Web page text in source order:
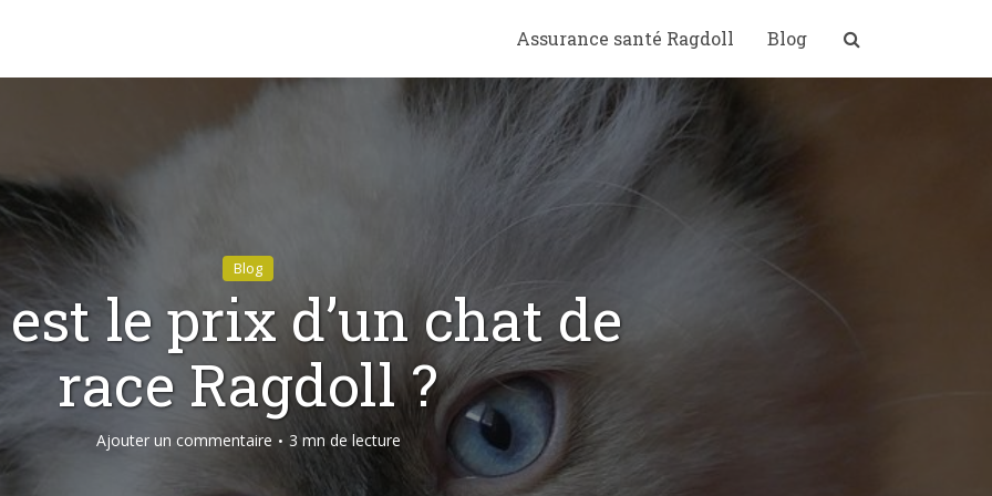
Assurance santé Ragdoll Blog
Blog
le prix d’un chat de
race Ragdoll ?
Ajouter un commentaire 3 mn de lecture